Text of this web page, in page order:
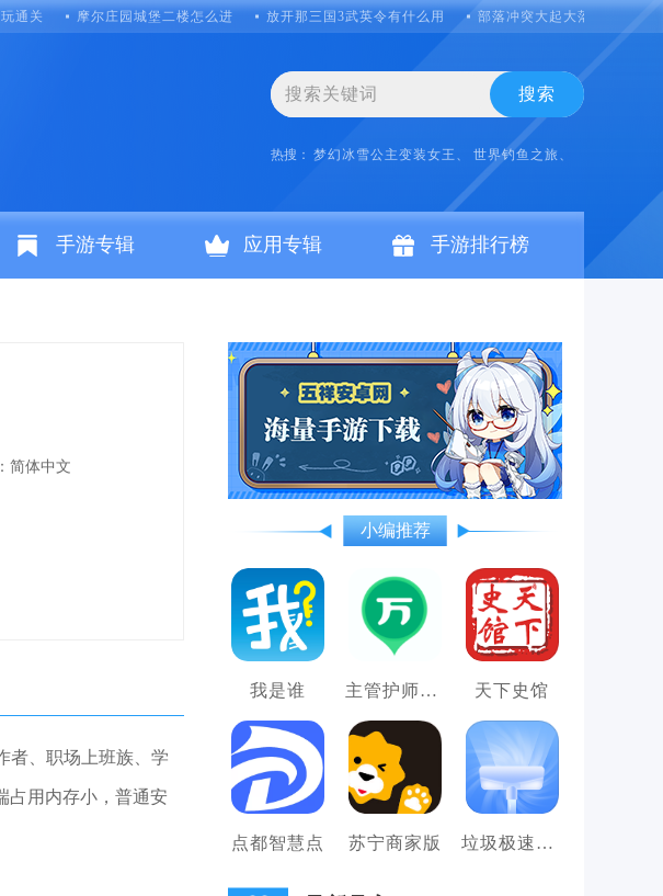
通关 摩尔庄园城堡二楼怎么进 放开那三国3武英令有什么用 部落冲突大起大落怎么玩
搜索
热搜： 梦幻冰雪公主变装女王、 世界钓鱼之旅、
手游专辑 应用专辑 手游排行榜
简体中文
者、职场上班族、学
占用内存小，普通安
小编推荐
我是谁 主管护师万题库 天下史馆
点都智慧点 苏宁商家版 垃圾极速清理管家